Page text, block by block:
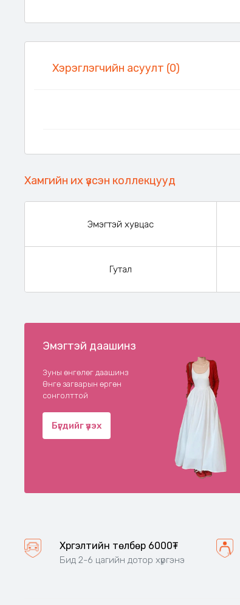
Хэрэглэгчийн асуулт (0)
Хамгийн их үзсэн коллекцууд
Эмэгтэй хувцас
Гутал
Эмэгтэй даашинз
Зуны өнгөлөг даашинз
Өнгө загварын өргөн
сонголттой
Бүгдийг үзэх
Хүргэлтийн төлбөр 6000₮
Бид 2-6 цагийн дотор хүргэнэ